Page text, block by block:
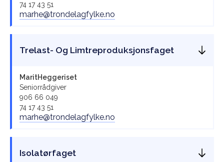
74 17 43 51
marhe@trondelagfylke.no
Trelast- Og Limtreproduksjonsfaget
MaritHeggeriset
Seniorrådgiver
906 66 049
74 17 43 51
marhe@trondelagfylke.no
Isolatørfaget